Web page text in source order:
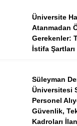
Üniversite
Atanmadan
Gerekenler:
İstifa Şartları
Süleyman
Üniversitesi
Personel
Güvenlik,
Kadroları